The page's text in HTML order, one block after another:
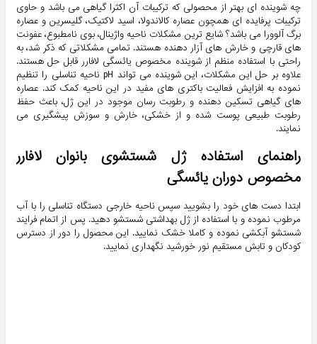
چه شوینده ای بهتر از محصولی که ترکیبات آن اکثرا گیاهی می باشد و حاوی
ترکیبات پرفایده ای همچون عصاره کالاندولا، اسید لاکتیک، گلیسرین و عصاره
برگ آلوورا می باشد؟ شایع ترین مشکلات ناحیه واژینال، بوی نامطبوع، عفونت
های قارچی و خارش های آزار دهنده هستند. تمامی مشکلاتی که ذکر شد، به
راحتی با استفاده منظم از شوینده مخصوص یائسگی لافارر قابل حل هستند.
علاوه بر حل این مشکلات، این شوینده می تواند pH ناحیه تناسلی را تنظیم
نموده به افزایش فعالیت باکتری های مفید در این ناحیه کمک کند. عصاره
های گیاهی تسکین دهنده و رطوبت رسان موجود در این ژل، باعث حفظ
رطوبت طبیعی پوست شده و از خشکی، خارش و سوزش پیشگیری می
نمایند.
راهنمای استفاده ژل شستشوی بانوان لافارر
مخصوص دوران یائسگی
ابتدا دست های خود را بشویید سپس ناحیه خارجی دستگاه تناسلی را با آب
مرطوب نموده و با استفاده از ژل بهداشتی شستشو دهید. پس از اتمام فرایند
شستشو آبکشی نموده و کاملا خشک نمایید. این محصول را دور از دسترس
کودکان و تابش مستقیم نور خورشید نگهداری نمایید.